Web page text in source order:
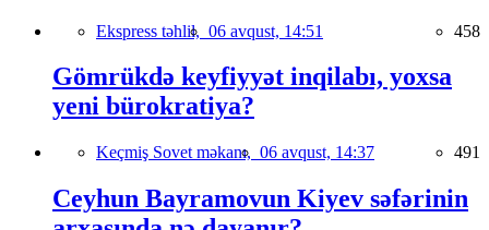
Ekspress təhlil, 06 avqust, 14:51 458
Gömrükdə keyfiyyət inqilabı, yoxsa
yeni bürokratiya?
Keçmiş Sovet məkanı, 06 avqust, 14:37 491
Ceyhun Bayramovun Kiyev səfərinin